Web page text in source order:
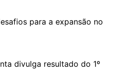
para a expansão no
divulga resultado do 1º